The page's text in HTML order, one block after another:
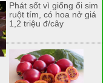
Phát sốt vì giống ổi sim
ruột tím, có hoa nở giá
1,2 triệu đ/cây